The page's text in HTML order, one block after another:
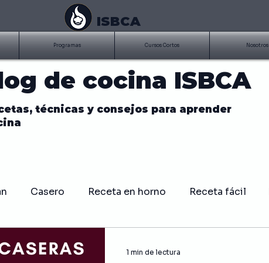
ISBCA
Programas Cursos Cortos Nosotros
de cocina ISBCA
técnicas y consejos para aprender
Casero Receta en horno Receta fácil
1 min de lectura